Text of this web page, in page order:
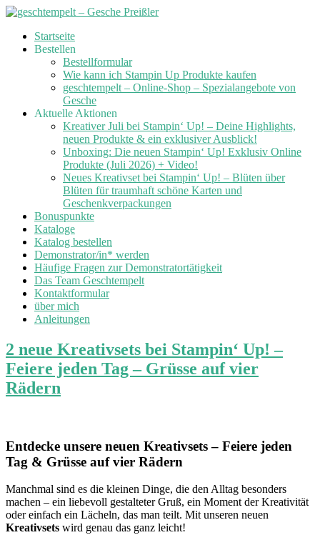
Skip
Startseite
Bestellen
Bestellformular
Wie kann ich Stampin Up Produkte kaufen
geschtempelt – Online-Shop – Spezialangebote von
Gesche
Aktuelle Aktionen
Kreativer Juli bei Stampin‘ Up! – Deine Highlights,
neuen Produkte & ein exklusiver Ausblick!
Unboxing: Die neuen Stampin‘ Up! Exklusiv Online
Produkte (Juli 2026) + Video!
Neues Kreativset bei Stampin‘ Up! – Blüten über
Blüten für traumhaft schöne Karten und
Geschenkverpackungen
Bonuspunkte
Kataloge
Katalog bestellen
Demonstrator/in* werden
Häufige Fragen zur Demonstratortätigkeit
Das Team Geschtempelt
Kontaktformular
über mich
Anleitungen
2 neue Kreativsets bei Stampin‘ Up! –
Feiere jeden Tag – Grüsse auf vier
Rädern
Entdecke unsere neuen Kreativsets – Feiere jeden
Tag & Grüsse auf vier Rädern
Manchmal sind es die kleinen Dinge, die den Alltag besonders
machen – ein liebevoll gestalteter Gruß, ein Moment der Kreativität
oder einfach ein Lächeln, das man teilt. Mit unseren neuen
Kreativsets wird genau das ganz leicht!